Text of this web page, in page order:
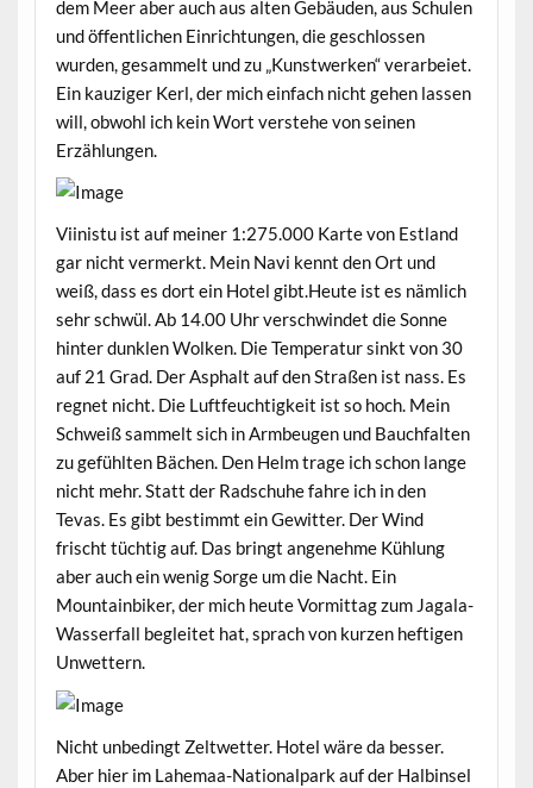
dem Meer aber auch aus alten Gebäuden, aus Schulen
und öffentlichen Einrichtungen, die geschlossen
wurden, gesammelt und zu „Kunstwerken“ verarbeiet.
Ein kauziger Kerl, der mich einfach nicht gehen lassen
will, obwohl ich kein Wort verstehe von seinen
Erzählungen.
Viinistu ist auf meiner 1:275.000 Karte von Estland
gar nicht vermerkt. Mein Navi kennt den Ort und
weiß, dass es dort ein Hotel gibt.Heute ist es nämlich
sehr schwül. Ab 14.00 Uhr verschwindet die Sonne
hinter dunklen Wolken. Die Temperatur sinkt von 30
auf 21 Grad. Der Asphalt auf den Straßen ist nass. Es
regnet nicht. Die Luftfeuchtigkeit ist so hoch. Mein
Schweiß sammelt sich in Armbeugen und Bauchfalten
zu gefühlten Bächen. Den Helm trage ich schon lange
nicht mehr. Statt der Radschuhe fahre ich in den
Tevas. Es gibt bestimmt ein Gewitter. Der Wind
frischt tüchtig auf. Das bringt angenehme Kühlung
aber auch ein wenig Sorge um die Nacht. Ein
Mountainbiker, der mich heute Vormittag zum Jagala-
Wasserfall begleitet hat, sprach von kurzen heftigen
Unwettern.
Nicht unbedingt Zeltwetter. Hotel wäre da besser.
Aber hier im Lahemaa-Nationalpark auf der Halbinsel